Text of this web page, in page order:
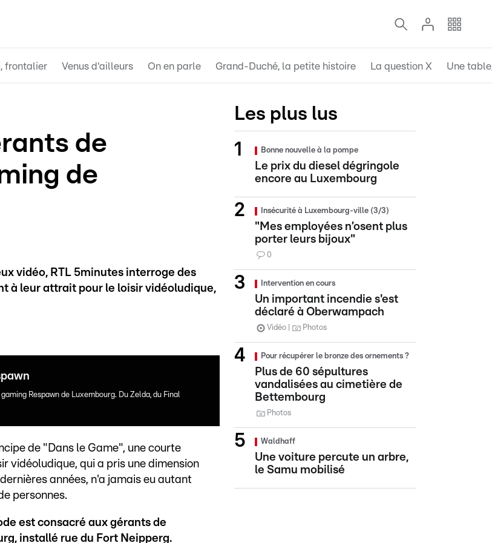
frontalier Venus d'ailleurs On en parle Grand-Duché, la petite histoire La question X Une
de
de
vidéo, RTL 5minutes interroge des
à leur attrait pour le loisir vidéoludique,
Respawn de Luxembourg. Du Zelda, du Final
de "Dans le Game", une courte
vidéoludique, qui a pris une dimension
années, n'a jamais eu autant
personnes.
est consacré aux gérants de
installé rue du Fort Neipperg.
Les plus lus
Bonne nouvelle à la pompe
Le prix du diesel dégringole
encore au Luxembourg
Insécurité à Luxembourg-ville (3/3)
"Mes employées n’osent plus
porter leurs bijoux"
0
Intervention en cours
Un important incendie s'est
déclaré à Oberwampach
Vidéo Photos
Pour récupérer le bronze des ornements ?
Plus de 60 sépultures
vandalisées au cimetière de
Bettembourg
Photos
Waldhaff
Une voiture percute un arbre,
le Samu mobilisé